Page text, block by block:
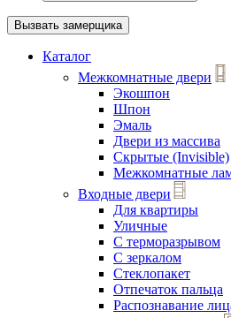
Вызвать замерщика
Каталог
Межкомнатные двери
Экошпон
Шпон
Эмаль
Двери из массива
Скрытые (Invisible)
Межкомнатные
Входные двери
Для квартиры
Уличные
С терморазрывом
С зеркалом
Стеклопакет
Отпечаток пальца
Распознавание